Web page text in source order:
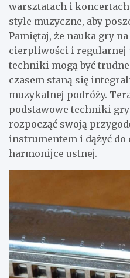
warsztatach i
style muzyczne, aby
Pamiętaj, że nauka gry
cierpliwości i regularnej
techniki mogą być
czasem staną się
muzykalnej podróży.
podstawowe techniki
rozpocząć swoją
instrumentem i dążyć do
harmonijce ustnej.